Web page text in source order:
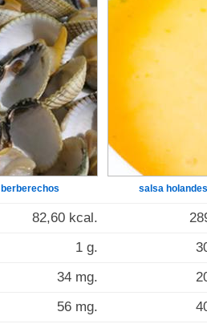
berberechos salsa
82,60 kcal.
1 g.
34 mg.
56 mg.